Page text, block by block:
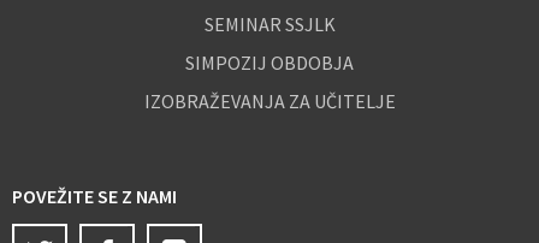
SEMINAR SSJLK
SIMPOZIJ OBDOBJA
IZOBRAŽEVANJA ZA UČITELJE
POVEŽITE SE Z NAMI
Twitter
Facebook